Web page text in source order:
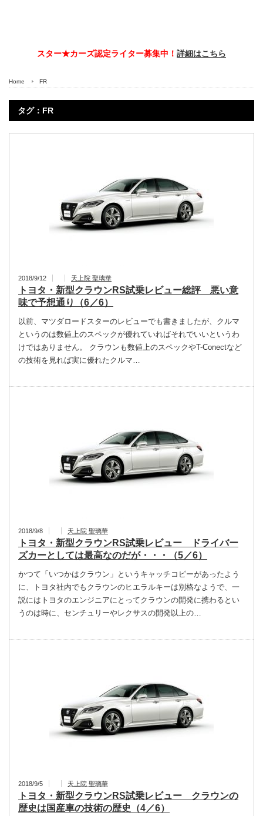
スター★カーズ認定ライター募集中！ 詳細はこちら
Home FR
タグ：FR
2018/9/12 天上院 聖璃華
トヨタ・新型クラウンRS試乗レビュー総評 悪い意
味で予想通り（6／6）
以前、マツダロードスターのレビューでも書きましたが、クルマ
というのは数値上のスペックが優れていればそれでいいというわ
けではありません。 クラウンも数値上のスペックやT-Conectなど
の技術を見れば実に優れたクルマ…
2018/9/8 天上院 聖璃華
トヨタ・新型クラウンRS試乗レビュー ドライバー
ズカーとしては最高なのだが・・・（5／6）
かつて「いつかはクラウン」というキャッチコピーがあったよう
に、トヨタ社内でもクラウンのヒエラルキーは別格なようで、一
説にはトヨタのエンジニアにとってクラウンの開発に携わるとい
うのは時に、センチュリーやレクサスの開発以上の…
2018/9/5 天上院 聖璃華
トヨタ・新型クラウンRS試乗レビュー クラウンの
歴史は国産車の技術の歴史（4／6）